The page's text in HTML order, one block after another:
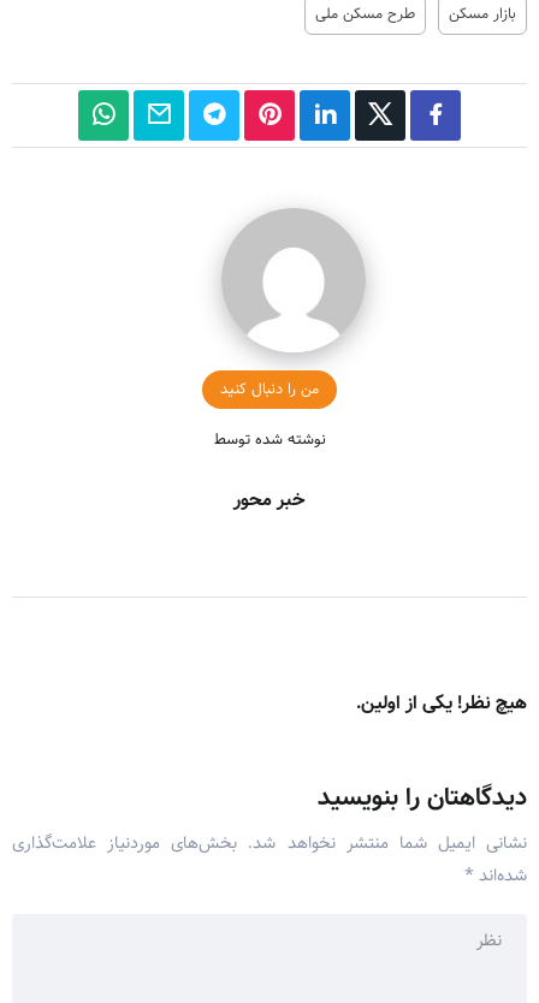
بازار مسکن طرح مسکن ملی
من را دنبال کنید
نوشته شده توسط
خبر محور
هیچ نظر! یکی از اولین.
دیدگاهتان را بنویسید
نشانی ایمیل شما منتشر نخواهد شد. بخش‌های موردنیاز علامت‌گذاری
شده‌اند *